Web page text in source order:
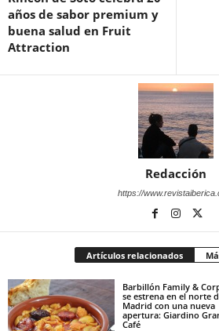
años de sabor premium y
buena salud en Fruit
Attraction
Redacción
https://
Artículos relacionados
Barbillón Family &
se estrena en el norte
Madrid con una nueva
apertura: Giardino
Café